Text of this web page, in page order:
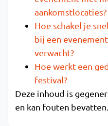
aankomstlocaties?
Hoe schakel je
bij een
verwacht?
Hoe werkt een
festival?
Deze inhoud is
en kan fouten bevatten.